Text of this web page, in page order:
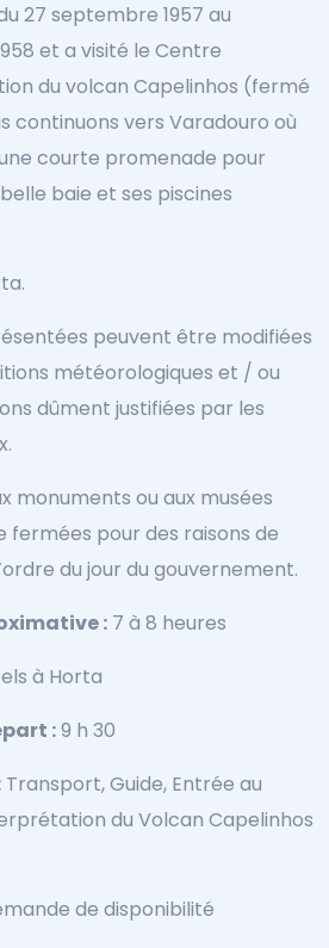
27 septembre 1957 au
et a visité le Centre
du volcan Capelinhos (fermé
continuons vers Varadouro où
courte promenade pour
baie et ses piscines
peuvent être modifiées
météorologiques et / ou
dûment justifiées par les
monuments ou aux musées
fermées pour des raisons de
du jour du gouvernement.
: 7 à 8 heures
à Horta
:9 h 30
Transport, Guide, Entrée au
du Volcan Capelinhos
de disponibilité